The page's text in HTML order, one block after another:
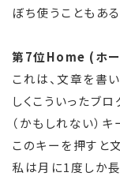
ぼち使うこともあ
第7位Home (ホ
これは、文章を書
しくこういったブ
（かもしれない）キ
このキーを押すと
私は月に1度しか